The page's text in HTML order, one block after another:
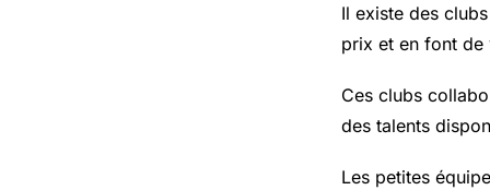
Il existe des
prix et en font de
Ces clubs
des talents
Les petites